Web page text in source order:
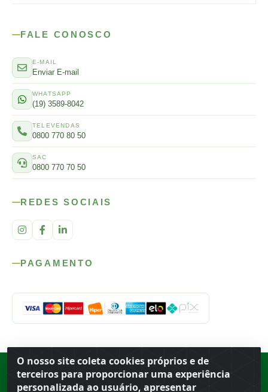
O nosso site coleta cookies próprios e de
terceiros para proporcionar uma experiência
personalizada ao usuário, apresentar
FALE CONOSCO
E-MAIL
Enviar E-mail
WHATSAPP
(19) 3589-8042
TELEVENDAS
0800 770 80 50
SAC
0800 770 70 50
REDES SOCIAIS
PAGAMENTO
Porto Ferreira ·BR
13.669-899· CNPJ 56.679.863/0001-91